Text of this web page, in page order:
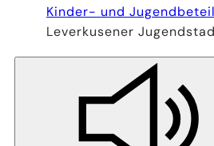
Kinder- und
Leverkusener